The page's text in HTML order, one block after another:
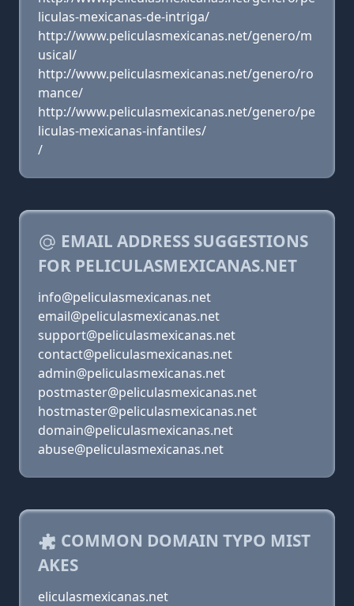
liculas-mexicanas-de-intriga/
http://www.peliculasmexicanas.net/genero/m
usical/
http://www.peliculasmexicanas.net/genero/ro
mance/
http://www.peliculasmexicanas.net/genero/pe
liculas-mexicanas-infantiles/
/
EMAIL ADDRESS SUGGESTIONS
FOR PELICULASMEXICANAS.NET
info@peliculasmexicanas.net
email@peliculasmexicanas.net
support@peliculasmexicanas.net
contact@peliculasmexicanas.net
admin@peliculasmexicanas.net
postmaster@peliculasmexicanas.net
hostmaster@peliculasmexicanas.net
domain@peliculasmexicanas.net
abuse@peliculasmexicanas.net
COMMON DOMAIN TYPO MIST
AKES
eliculasmexicanas.net